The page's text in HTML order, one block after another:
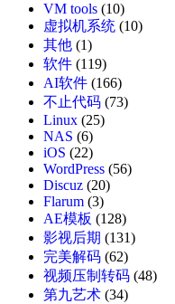
VM tools (10)
虚拟机系统 (10)
其他 (1)
软件 (119)
AI软件 (166)
不止代码 (73)
Linux (25)
NAS (6)
iOS (22)
WordPress (56)
Discuz (20)
Flarum (3)
AE模板 (128)
影视后期 (131)
完美解码 (62)
视频压制转码 (48)
第九艺术 (34)